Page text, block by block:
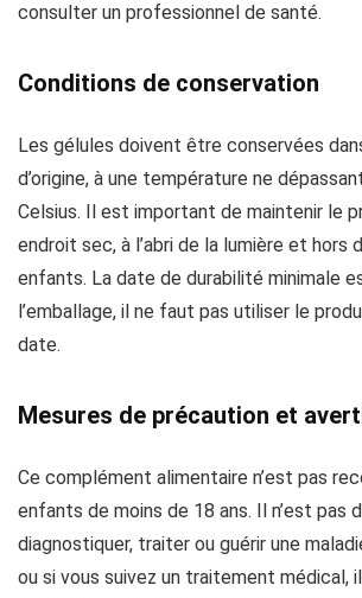
consulter un professionnel de santé.
Conditions de conservation
Les gélules doivent être conservées
d’origine, à une température ne
Celsius. Il est important de maintenir le
endroit sec, à l’abri de la lumière et hors
enfants. La date de durabilité minimale
l’emballage, il ne faut pas utiliser le
date.
Mesures de précaution et
Ce complément alimentaire n’est pas
enfants de moins de 18 ans. Il n’est pas
diagnostiquer, traiter ou guérir une
ou si vous suivez un traitement médical,